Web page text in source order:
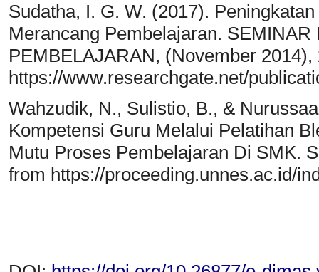
Sudatha, I. G. W. (2017).
Merancang Pembelajaran.
PEMBELAJARAN, (November 2014),
https://www.researchgate.net/
Wahzudik, N., Sulistio, B., &
Kompetensi Guru Melalui Pelatihan
Mutu Proses Pembelajaran Di SMK.
from https://proceeding.unnes.ac.id/